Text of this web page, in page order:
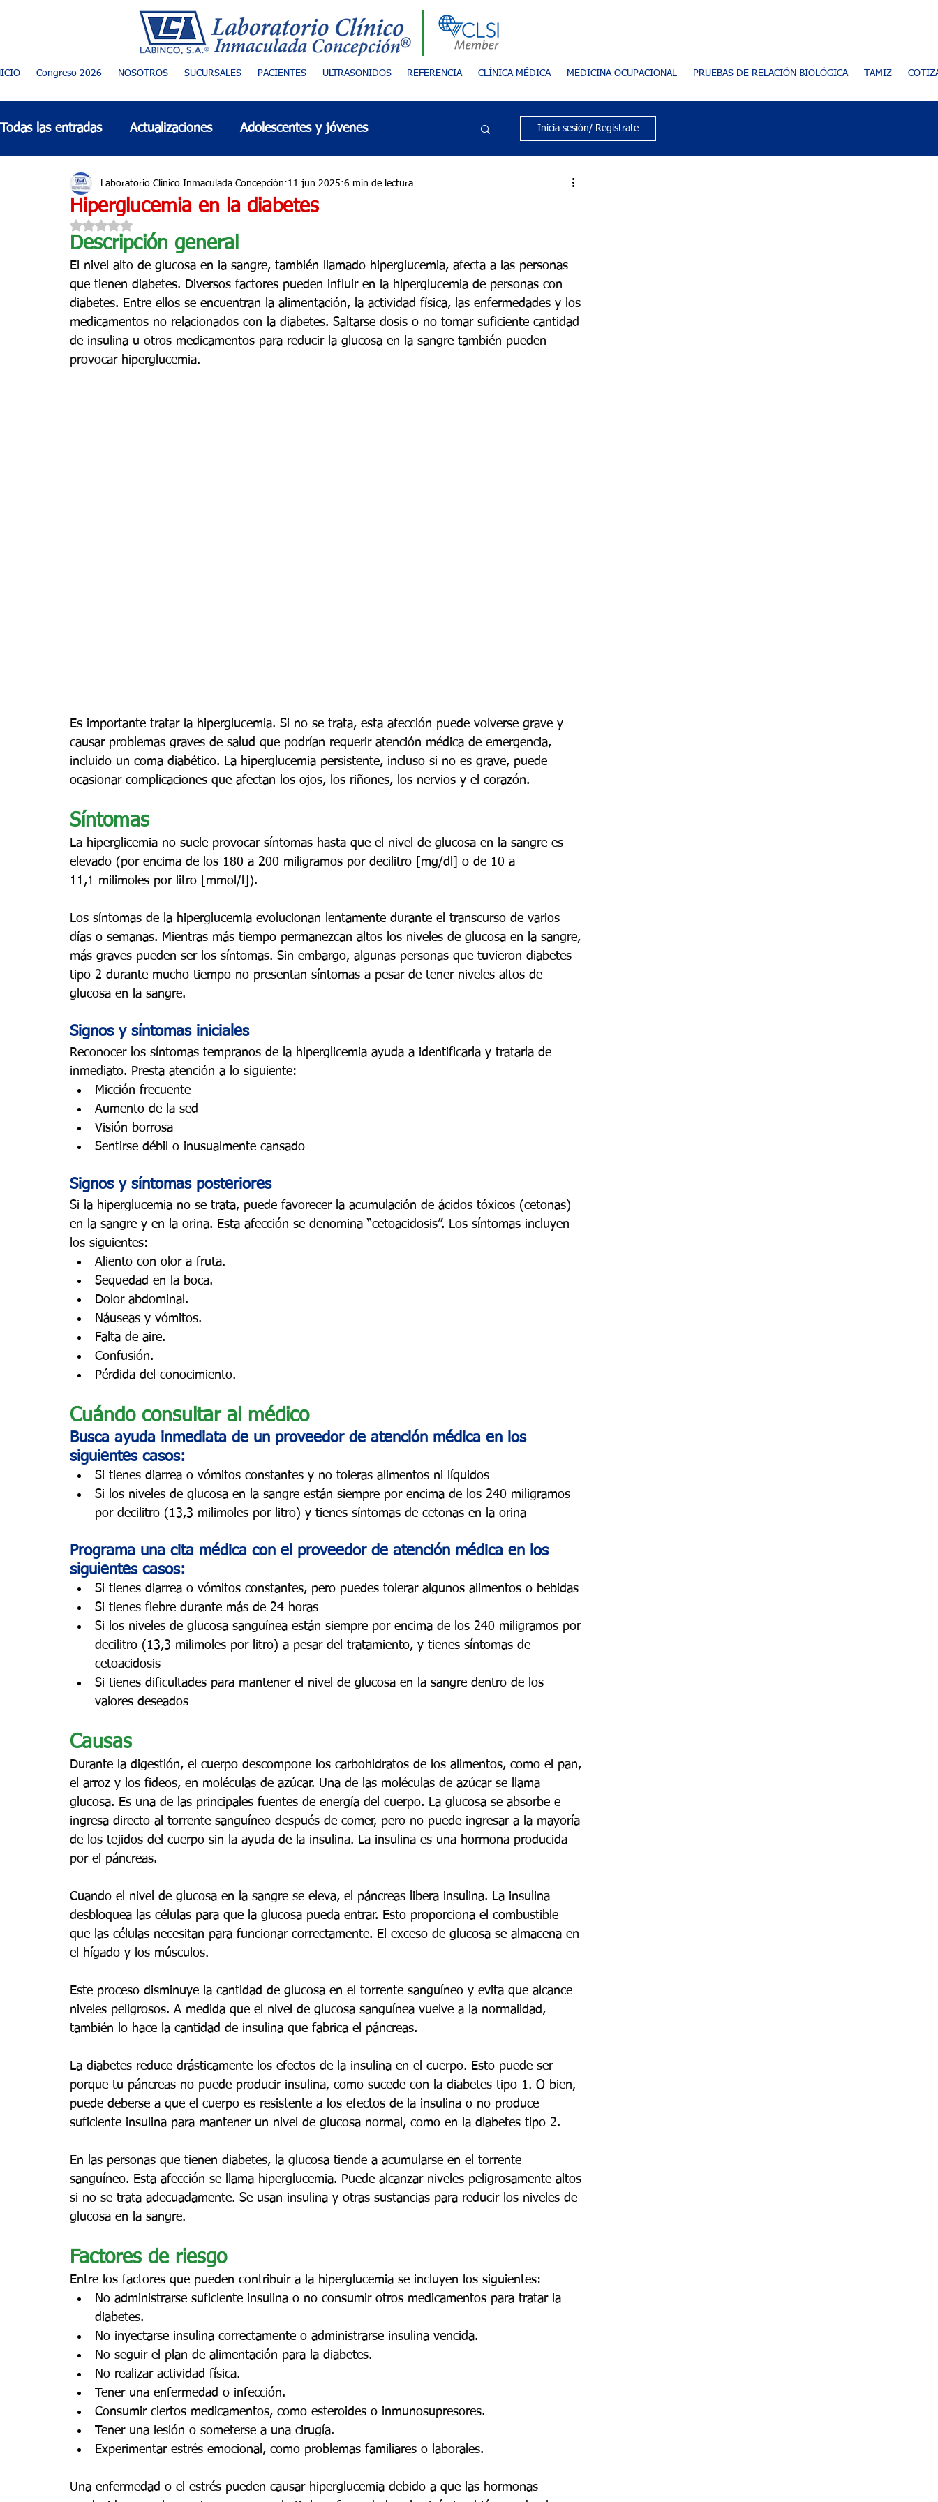
Congreso 2026 NOSOTROS SUCURSALES PACIENTES ULTRASONIDOS REFERENCIA CLÍNICA MÉDICA MEDICINA OCUPACIONAL PRUEBAS DE RELACIÓN BIOLÓGICA TAMIZ
Todas las entradas Actualizaciones Adolescentes y jóvenes
Adulto mayor Alergias Alimentación sana Cáncer Cáncer
Cáncer de mama Cardiología
Coronavirus COVID-19 Día mundial/internacional Diabetes
Dolor crónico Embarazo
Inicia sesión/ Regístrate
Hiperglucemia en la diabetes
Laboratorio Clínico Inmaculada Concepción 11 jun 2025 6 min de lectura
Obtuvo NaN de 5 estrellas.
Descripción general
El nivel alto de glucosa en la sangre, también llamado hiperglucemia, afecta a las personas
que tienen diabetes. Diversos factores pueden influir en la hiperglucemia de personas con
diabetes. Entre ellos se encuentran la alimentación, la actividad física, las enfermedades y los
medicamentos no relacionados con la diabetes. Saltarse dosis o no tomar suficiente cantidad
de insulina u otros medicamentos para reducir la glucosa en la sangre también pueden
provocar hiperglucemia.
Es importante tratar la hiperglucemia. Si no se trata, esta afección puede volverse grave y
causar problemas graves de salud que podrían requerir atención médica de emergencia,
incluido un coma diabético. La hiperglucemia persistente, incluso si no es grave, puede
ocasionar complicaciones que afectan los ojos, los riñones, los nervios y el corazón.
Síntomas
La hiperglicemia no suele provocar síntomas hasta que el nivel de glucosa en la sangre es
elevado (por encima de los 180 a 200 miligramos por decilitro [mg/dl] o de 10 a
11,1 milimoles por litro [mmol/l]).
Los síntomas de la hiperglucemia evolucionan lentamente durante el transcurso de varios
días o semanas. Mientras más tiempo permanezcan altos los niveles de glucosa en la sangre,
más graves pueden ser los síntomas. Sin embargo, algunas personas que tuvieron diabetes
tipo 2 durante mucho tiempo no presentan síntomas a pesar de tener niveles altos de
glucosa en la sangre.
Signos y síntomas iniciales
Reconocer los síntomas tempranos de la hiperglicemia ayuda a identificarla y tratarla de
inmediato. Presta atención a lo siguiente:
Micción frecuente
Aumento de la sed
Visión borrosa
Sentirse débil o inusualmente cansado
Signos y síntomas posteriores
Si la hiperglucemia no se trata, puede favorecer la acumulación de ácidos tóxicos (cetonas)
en la sangre y en la orina. Esta afección se denomina “cetoacidosis”. Los síntomas incluyen
los siguientes:
Aliento con olor a fruta.
Sequedad en la boca.
Dolor abdominal.
Náuseas y vómitos.
Falta de aire.
Confusión.
Pérdida del conocimiento.
Cuándo consultar al médico
Busca ayuda inmediata de un proveedor de atención médica en los
siguientes casos:
Si tienes diarrea o vómitos constantes y no toleras alimentos ni líquidos
Si los niveles de glucosa en la sangre están siempre por encima de los 240 miligramos
por decilitro (13,3 milimoles por litro) y tienes síntomas de cetonas en la orina
Programa una cita médica con el proveedor de atención médica en los
siguientes casos:
Si tienes diarrea o vómitos constantes, pero puedes tolerar algunos alimentos o bebidas
Si tienes fiebre durante más de 24 horas
Si los niveles de glucosa sanguínea están siempre por encima de los 240 miligramos por
decilitro (13,3 milimoles por litro) a pesar del tratamiento, y tienes síntomas de
cetoacidosis
Si tienes dificultades para mantener el nivel de glucosa en la sangre dentro de los
valores deseados
Causas
Durante la digestión, el cuerpo descompone los carbohidratos de los alimentos, como el pan,
el arroz y los fideos, en moléculas de azúcar. Una de las moléculas de azúcar se llama
glucosa. Es una de las principales fuentes de energía del cuerpo. La glucosa se absorbe e
ingresa directo al torrente sanguíneo después de comer, pero no puede ingresar a la mayoría
de los tejidos del cuerpo sin la ayuda de la insulina. La insulina es una hormona producida
por el páncreas.
Cuando el nivel de glucosa en la sangre se eleva, el páncreas libera insulina. La insulina
desbloquea las células para que la glucosa pueda entrar. Esto proporciona el combustible
que las células necesitan para funcionar correctamente. El exceso de glucosa se almacena en
el hígado y los músculos.
Este proceso disminuye la cantidad de glucosa en el torrente sanguíneo y evita que alcance
niveles peligrosos. A medida que el nivel de glucosa sanguínea vuelve a la normalidad,
también lo hace la cantidad de insulina que fabrica el páncreas.
La diabetes reduce drásticamente los efectos de la insulina en el cuerpo. Esto puede ser
porque tu páncreas no puede producir insulina, como sucede con la diabetes tipo 1. O bien,
puede deberse a que el cuerpo es resistente a los efectos de la insulina o no produce
suficiente insulina para mantener un nivel de glucosa normal, como en la diabetes tipo 2.
En las personas que tienen diabetes, la glucosa tiende a acumularse en el torrente
sanguíneo. Esta afección se llama hiperglucemia. Puede alcanzar niveles peligrosamente altos
si no se trata adecuadamente. Se usan insulina y otras sustancias para reducir los niveles de
glucosa en la sangre.
Factores de riesgo
Entre los factores que pueden contribuir a la hiperglucemia se incluyen los siguientes:
No administrarse suficiente insulina o no consumir otros medicamentos para tratar la
diabetes.
No inyectarse insulina correctamente o administrarse insulina vencida.
No seguir el plan de alimentación para la diabetes.
No realizar actividad física.
Tener una enfermedad o infección.
Consumir ciertos medicamentos, como esteroides o inmunosupresores.
Tener una lesión o someterse a una cirugía.
Experimentar estrés emocional, como problemas familiares o laborales.
Una enfermedad o el estrés pueden causar hiperglucemia debido a que las hormonas